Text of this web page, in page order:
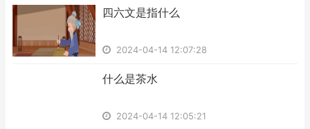
​四六文是指什么
2024-04-14 12:07:28
​什么是茶水
2024-04-14 12:05:21